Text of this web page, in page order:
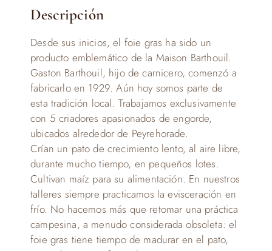
Descripción
Desde sus inicios, el foie gras ha sido un
producto emblemático de la Maison Barthouil.
Gaston Barthouil, hijo de carnicero, comenzó a
fabricarlo en 1929. Aún hoy somos parte de
esta tradición local. Trabajamos exclusivamente
con 5 criadores apasionados de engorde,
ubicados alrededor de Peyrehorade.
Crían un pato de crecimiento lento, al aire libre,
durante mucho tiempo, en pequeños lotes.
Cultivan maíz para su alimentación. En nuestros
talleres siempre practicamos la evisceración en
frío. No hacemos más que retomar una práctica
campesina, a menudo considerada obsoleta: el
foie gras tiene tiempo de madurar en el pato,